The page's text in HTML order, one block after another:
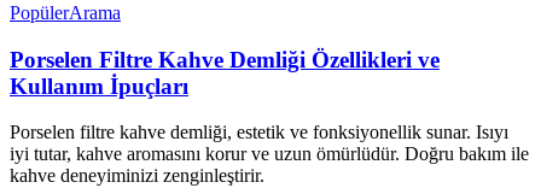
PopülerArama
Porselen Filtre Kahve Demliği Özellikleri ve
Kullanım İpuçları
Porselen filtre kahve demliği, estetik ve fonksiyonellik sunar. Isıyı
iyi tutar, kahve aromasını korur ve uzun ömürlüdür. Doğru bakım ile
kahve deneyiminizi zenginleştirir.